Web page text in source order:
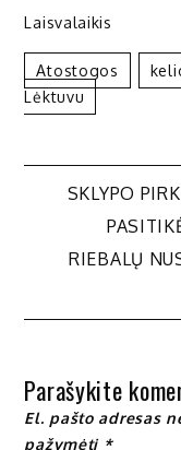
Laisvalaikis
Atostogos
Lėktuvu
tarp
įrašų
SKLYPO
RIEBALŲ
Parašykite
El. pašto adresas
pažymėti *